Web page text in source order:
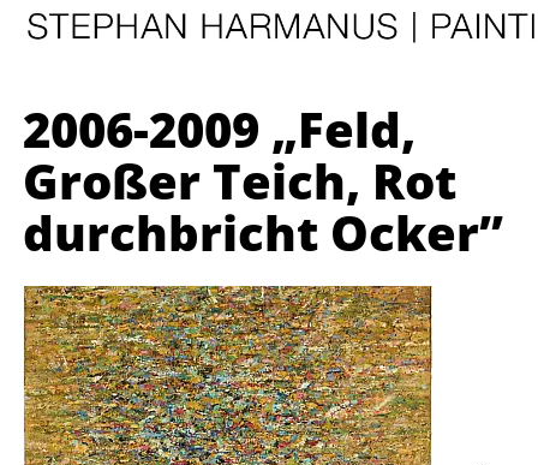
2006-2009 „Feld,
Großer Teich, Rot
durchbricht Ocker”